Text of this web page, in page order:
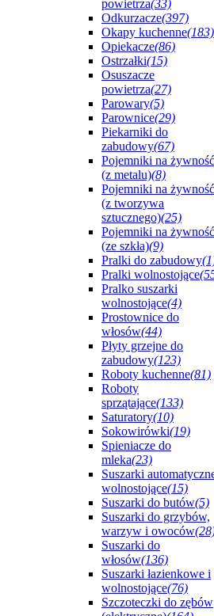
powietrza(33)
Odkurzacze(397)
Okapy kuchenne(183)
Opiekacze(86)
Ostrzałki(15)
Osuszacze
powietrza(27)
Parowary(5)
Parownice(29)
Piekarniki do
zabudowy(67)
Pojemniki na żywność
(z metalu)(8)
Pojemniki na żywność
(z tworzywa
sztucznego)(25)
Pojemniki na żywność
(ze szkła)(9)
Pralki do zabudowy
Pralki wolnostojące
Pralko suszarki
wolnostojące(4)
Prostownice do
włosów(44)
Płyty grzejne do
zabudowy(123)
Roboty kuchenne(81)
Roboty
sprzątające(133)
Saturatory(10)
Sokowirówki(19)
Spieniacze do
mleka(23)
Suszarki
wolnostojące(15)
Suszarki do butów(5)
Suszarki do grzybów,
warzyw i owoców
Suszarki do
włosów(136)
Suszarki łazienkowe i
wolnostojące(76)
Szczoteczki do zębów